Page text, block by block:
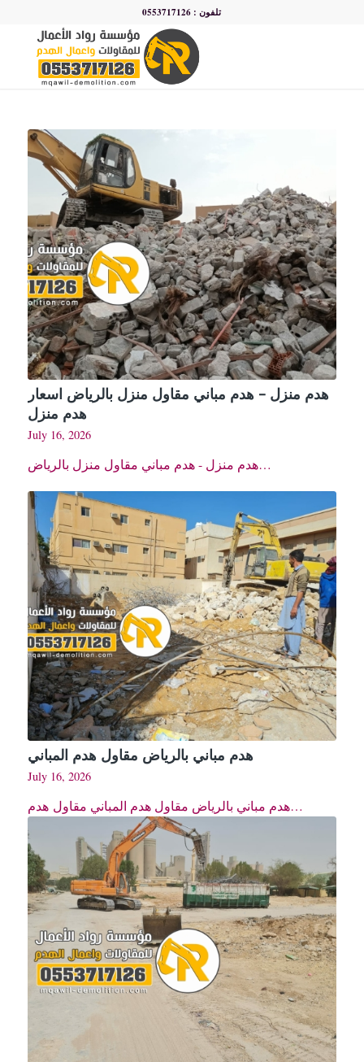
تلفون : 0553717126
هدم منزل – هدم مباني مقاول منزل بالرياض اسعار
هدم منزل
July 16, 2026
هدم منزل - هدم مباني مقاول منزل بالرياض…
هدم مباني بالرياض مقاول هدم المباني
July 16, 2026
هدم مباني بالرياض مقاول هدم المباني مقاول هدم…